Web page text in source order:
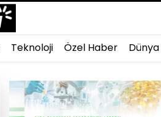
Teknoloji Özel Haber Dünya